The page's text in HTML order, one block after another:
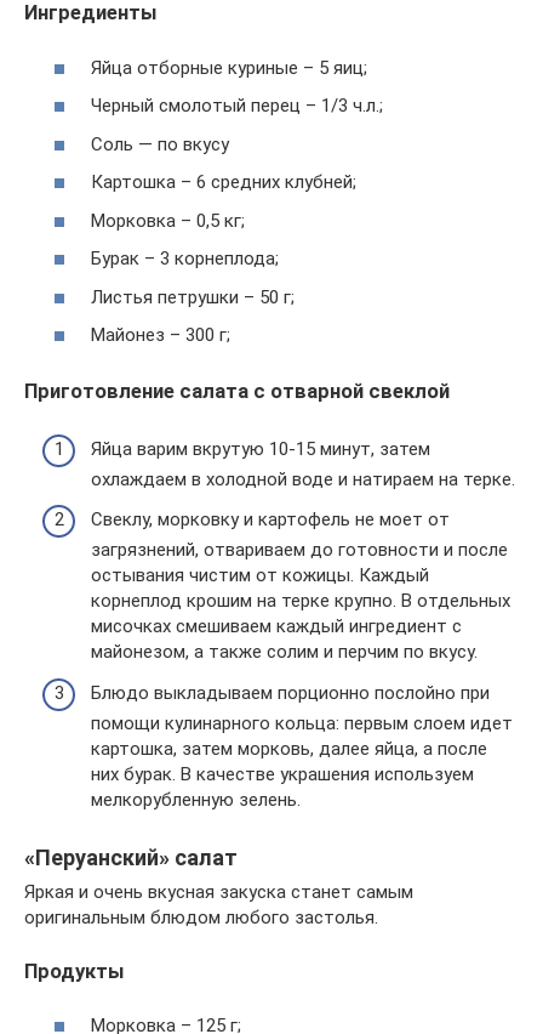
Ингредиенты
Яйца отборные куриные – 5 яиц;
Черный смолотый перец – 1/3 ч.л.;
Соль — по вкусу
Картошка – 6 средних клубней;
Морковка – 0,5 кг;
Бурак – 3 корнеплода;
Листья петрушки – 50 г;
Майонез – 300 г;
Приготовление салата с отварной свеклой
Яйца варим вкрутую 10-15 минут, затем
охлаждаем в холодной воде и натираем на терке.
Свеклу, морковку и картофель не моет от
загрязнений, отвариваем до готовности и после
остывания чистим от кожицы. Каждый
корнеплод крошим на терке крупно. В отдельных
мисочках смешиваем каждый ингредиент с
майонезом, а также солим и перчим по вкусу.
Блюдо выкладываем порционно послойно при
помощи кулинарного кольца: первым слоем идет
картошка, затем морковь, далее яйца, а после
них бурак. В качестве украшения используем
мелкорубленную зелень.
«Перуанский» салат
Яркая и очень вкусная закуска станет самым
оригинальным блюдом любого застолья.
Продукты
Морковка – 125 г;